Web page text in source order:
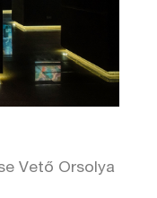
Vető Orsolya